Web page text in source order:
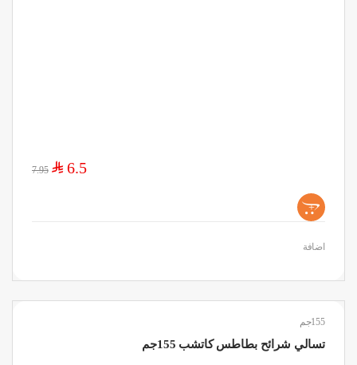
6.5
$
7.95
+
اضافة
155جم
تسالي شرائح بطاطس كاتشب 155جم